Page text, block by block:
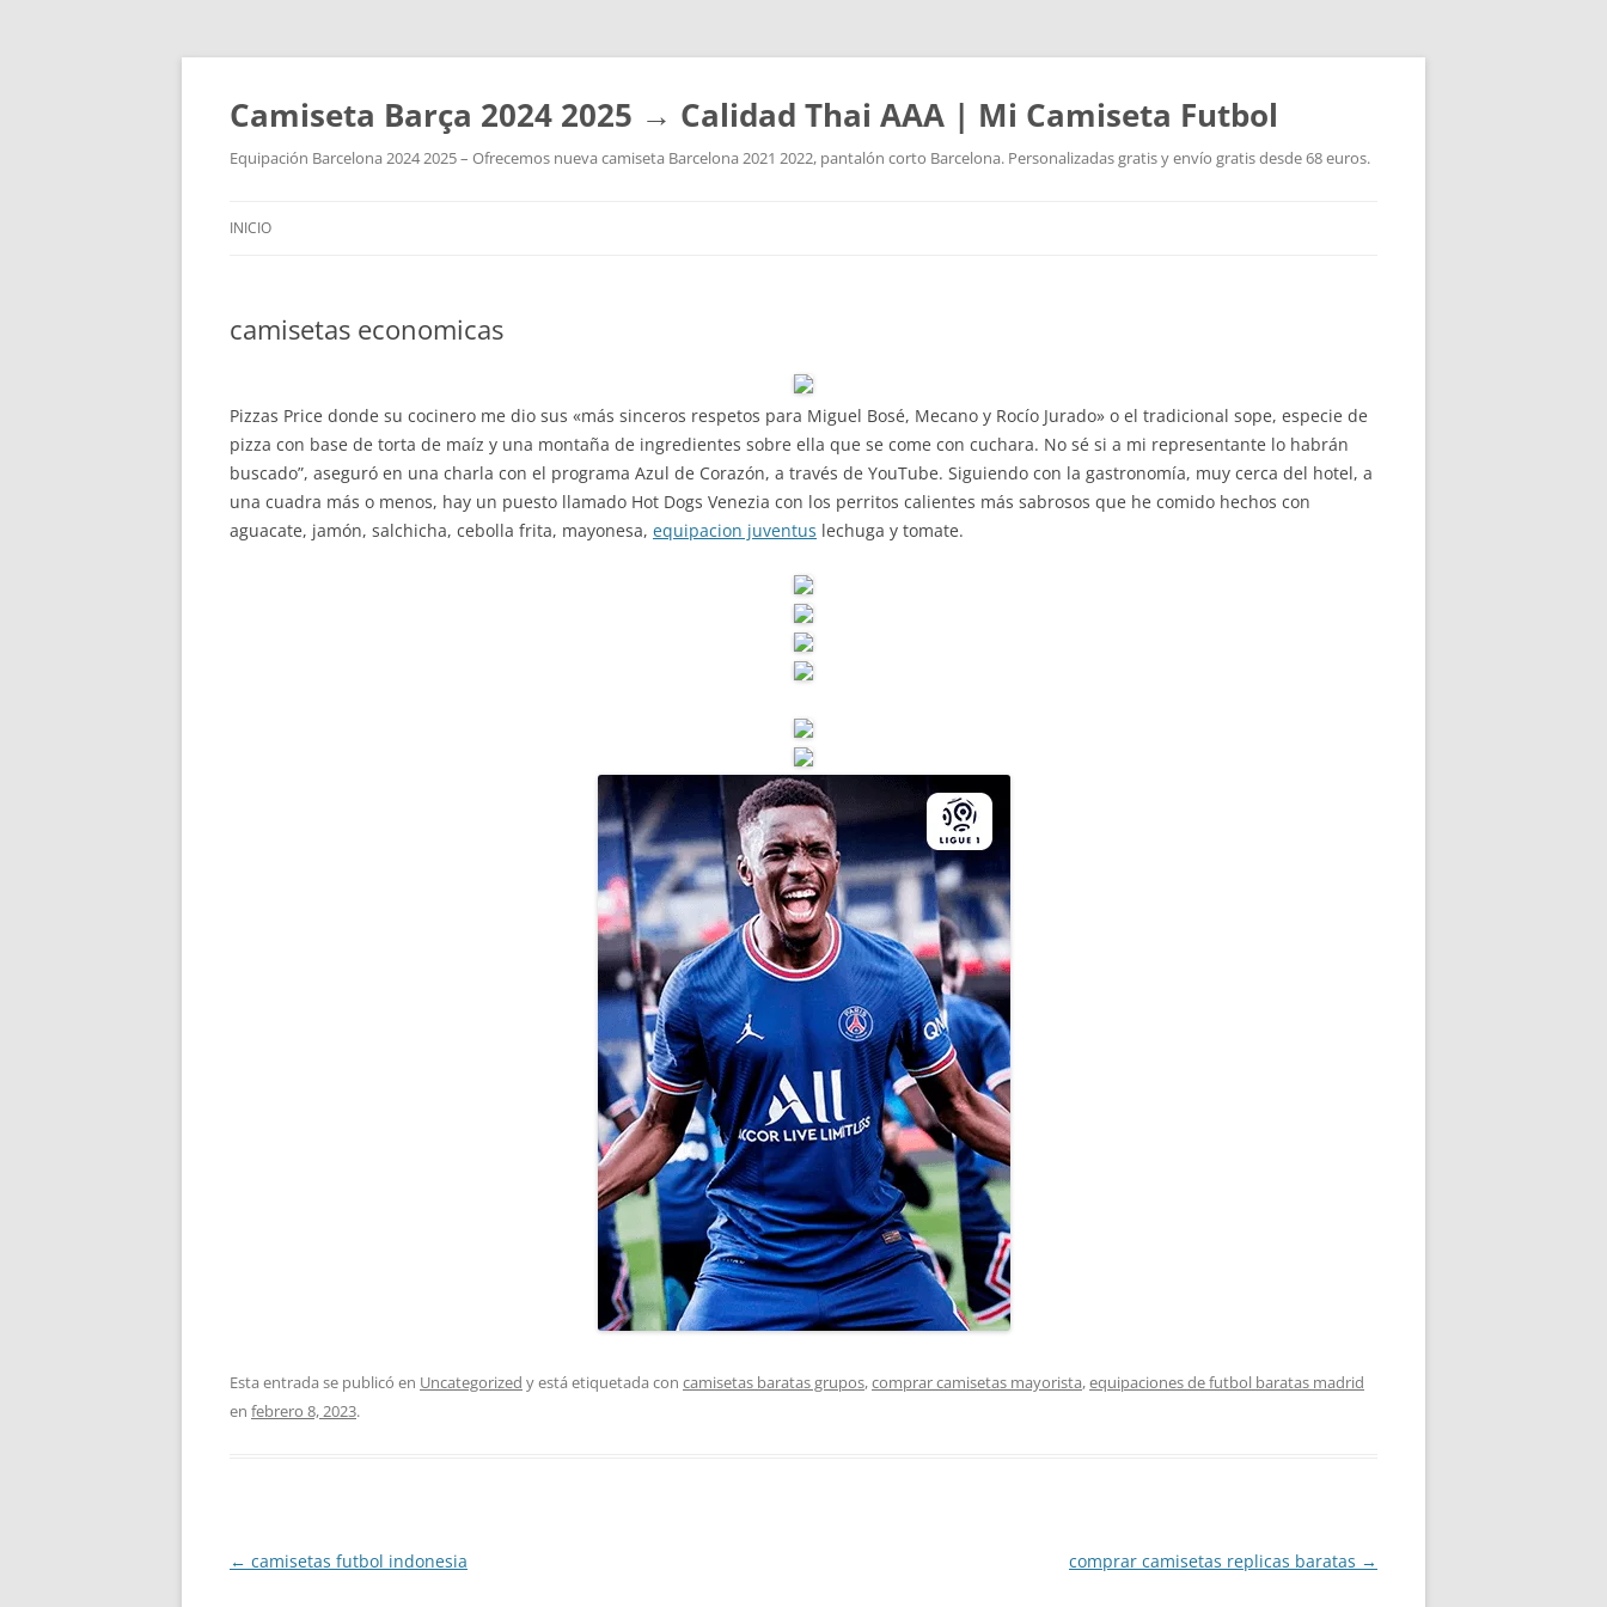
Camiseta Barça 2024 2025 → Calidad Thai AAA | Mi Camiseta Futbol
Equipación Barcelona 2024 2025 – Ofrecemos nueva camiseta Barcelona 2021 2022, pantalón corto Barcelona. Personalizadas gratis y envío gratis desde 68 euros.
INICIO
camisetas economicas
Pizzas Price donde su cocinero me dio sus «más sinceros respetos para Miguel Bosé, Mecano y Rocío Jurado» o el tradicional sope, especie de
pizza con base de torta de maíz y una montaña de ingredientes sobre ella que se come con cuchara. No sé si a mi representante lo habrán
buscado”, aseguró en una charla con el programa Azul de Corazón, a través de YouTube. Siguiendo con la gastronomía, muy cerca del hotel, a
una cuadra más o menos, hay un puesto llamado Hot Dogs Venezia con los perritos calientes más sabrosos que he comido hechos con
aguacate, jamón, salchicha, cebolla frita, mayonesa, equipacion juventus lechuga y tomate.
Esta entrada se publicó en Uncategorized y está etiquetada con camisetas baratas grupos,comprar camisetas mayorista,equipaciones de futbol baratas madrid
en febrero 8, 2023.
Navegación
← camisetas futbol indonesia comprar camisetas replicas baratas →